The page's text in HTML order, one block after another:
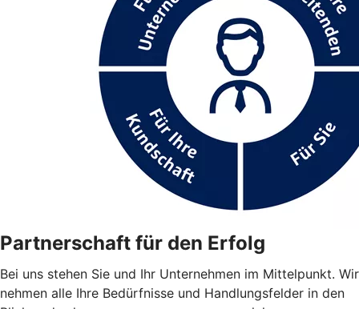
Partnerschaft für den Erfolg
Bei uns stehen Sie und Ihr Unternehmen im Mittelpunkt. Wir
nehmen alle Ihre Bedürfnisse und Handlungsfelder in den